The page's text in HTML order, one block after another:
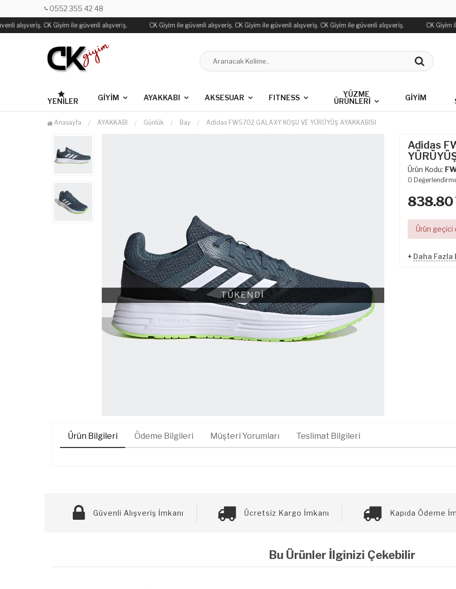
0552 355 42 48
alışveriş. CK Giyim ile güvenli alışveriş. CK Giyim ile güvenli alışveriş. CK Giyim ile güvenli alışveriş. CK Giyim ile güvenli alışveriş. CK Giyim
YENILER GİYİM AYAKKABI AKSESUAR FITNESS
YÜZME
ÜRÜNLERİ
GİYİM
Anasayfa AYAKKABI Günlük Bay Adidas FW5702 GALAXY KOŞU VE YÜRÜYÜŞ AYAKKABISI
TÜKENDİ
Adidas
Ürün Kodu:
0
838.80
Ürün geçici
+ Daha Fazla
Ürün Bilgileri Ödeme Bilgileri Müşteri Yorumları Teslimat Bilgileri
Güvenli Alışveriş İmkanı Ücretsiz Kargo İmkanı Kapıda Ödeme
Bu Ürünler İlginizi Çekebilir